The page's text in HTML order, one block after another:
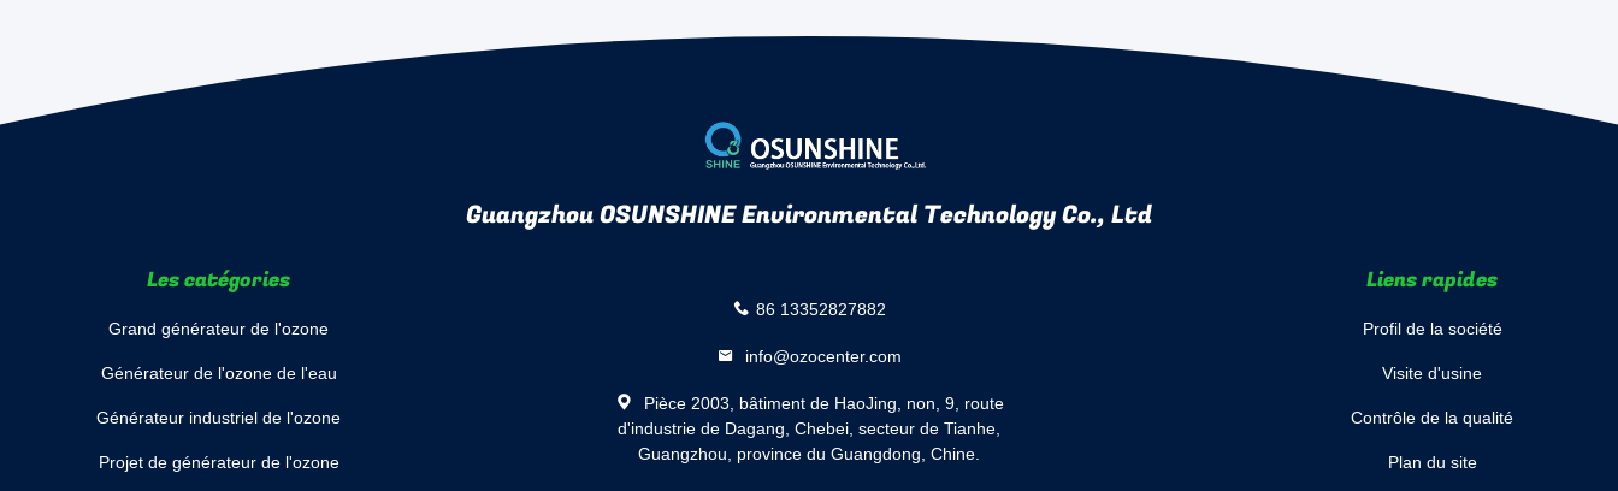
Guangzhou OSUNSHINE Environmental Technology Co., Ltd
Les catégories
Grand générateur de l'ozone
Générateur de l'ozone de l'eau
Générateur industriel de l'ozone
Projet de générateur de l'ozone
86 13352827882
info@ozocenter.com
Pièce 2003, bâtiment de HaoJing, non, 9, route
d'industrie de Dagang, Chebei, secteur de Tianhe,
Guangzhou, province du Guangdong, Chine.
Liens rapides
Profil de la société
Visite d'usine
Contrôle de la qualité
Plan du site